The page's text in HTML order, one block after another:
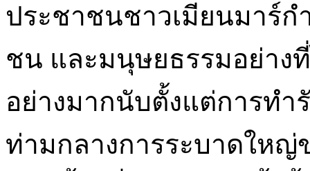
ประชาชนชาวเมียนมาร์ก
ชน และมนุษยธรรมอย่าง
อย่างมากนับตั้งแต่การทำ
ท่ามกลางการระบาดใหญ่